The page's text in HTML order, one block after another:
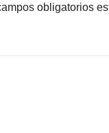
obligatorios